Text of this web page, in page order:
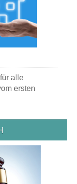
alle
ersten